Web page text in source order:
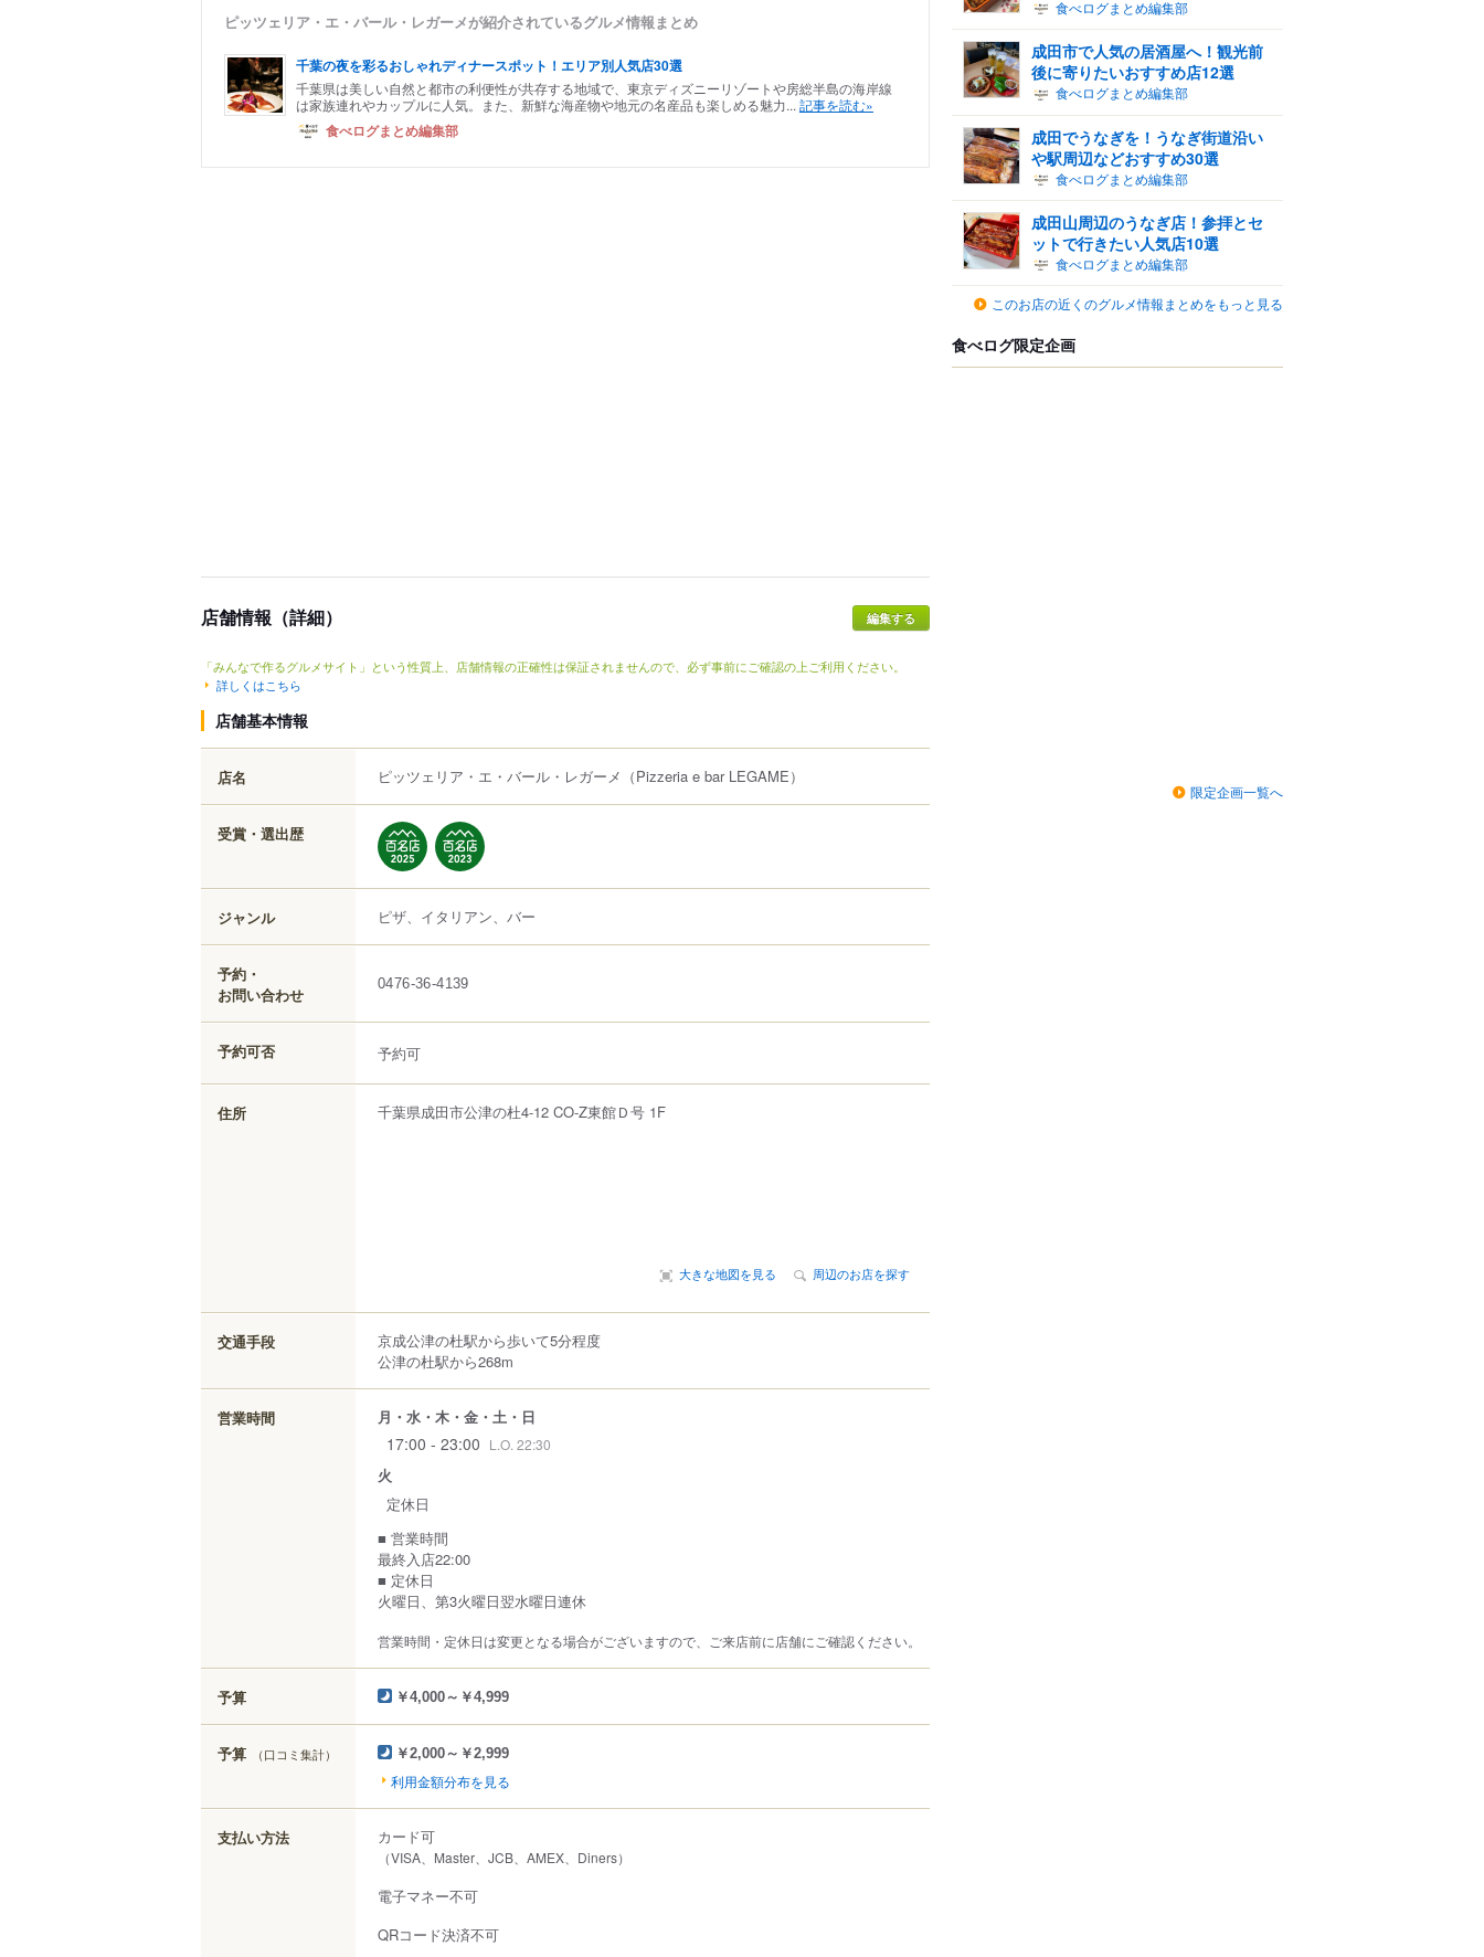
ピッツェリア・エ・バール・レガーメが紹介されているグルメ情報まとめ
千葉の夜を彩るおしゃれディナースポット！エリア別人気店30選
千葉県は美しい自然と都市の利便性が共存する地域で、東京ディズニーリゾートや房総半島の海岸線
は家族連れやカップルに人気。また、新鮮な海産物や地元の名産品も楽しめる魅力... 記事を読む»
食べログまとめ編集部
店舗情報（詳細）
「みんなで作るグルメサイト」という性質上、店舗情報の正確性は保証されませんので、必ず事前にご確認の上ご利用ください。
詳しくはこちら
店舗基本情報
店名 ピッツェリア・エ・バール・レガーメ （Pizzeria e bar LEGAME）
受賞・選出歴
ジャンル ピザ、イタリアン、バー
予約・
お問い合わせ
0476-36-4139
予約可否 予約可
住所 千葉県成田市公津の杜4-12 CO-Z東館Ｄ号 1F
大きな地図を見る 周辺のお店を探す
交通手段
京成公津の杜駅から歩いて5分程度
公津の杜駅から268m
営業時間 月・水・木・金・土・日
17:00 - 23:00 L.O. 22:30
火
定休日
■ 営業時間
最終入店22:00
■ 定休日
火曜日、第3火曜日翌水曜日連休
営業時間・定休日は変更となる場合がございますので、ご来店前に店舗にご確認ください。
予算 ￥4,000～￥4,999
予算 （口コミ集計） ￥2,000～￥2,999
利用金額分布を見る
支払い方法 カード可
（VISA、Master、JCB、AMEX、Diners）
電子マネー不可
QRコード決済不可
食べログまとめ編集部
成田市で人気の居酒屋へ！観光前
後に寄りたいおすすめ店12選
食べログまとめ編集部
成田でうなぎを！うなぎ街道沿い
や駅周辺などおすすめ30選
食べログまとめ編集部
成田山周辺のうなぎ店！参拝とセ
ットで行きたい人気店10選
食べログまとめ編集部
このお店の近くのグルメ情報まとめをもっと見る
食べログ限定企画
限定企画一覧へ